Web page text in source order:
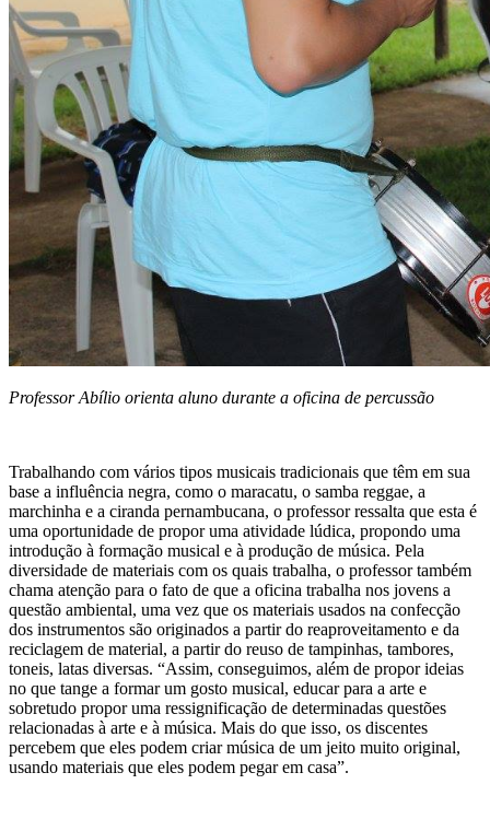
Professor Abílio orienta aluno durante a oficina de percussão
Trabalhando com vários tipos musicais tradicionais que têm em sua
base a influência negra, como o maracatu, o samba reggae, a
marchinha e a ciranda pernambucana, o professor ressalta que esta é
uma oportunidade de propor uma atividade lúdica, propondo uma
introdução à formação musical e à produção de música. Pela
diversidade de materiais com os quais trabalha, o professor também
chama atenção para o fato de que a oficina trabalha nos jovens a
questão ambiental, uma vez que os materiais usados na confecção
dos instrumentos são originados a partir do reaproveitamento e da
reciclagem de material, a partir do reuso de tampinhas, tambores,
toneis, latas diversas. “Assim, conseguimos, além de propor ideias
no que tange a formar um gosto musical, educar para a arte e
sobretudo propor uma ressignificação de determinadas questões
relacionadas à arte e à música. Mais do que isso, os discentes
percebem que eles podem criar música de um jeito muito original,
usando materiais que eles podem pegar em casa”.